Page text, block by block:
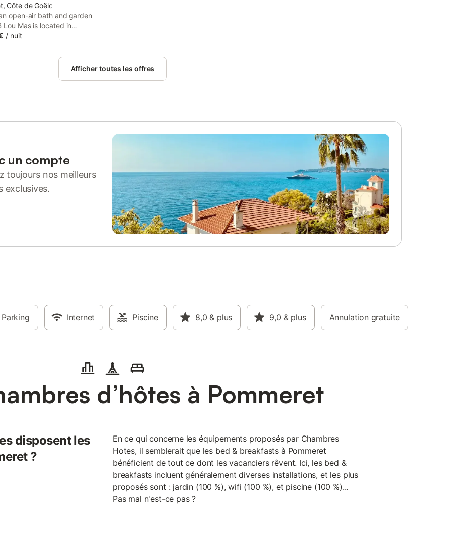
Côte de Goëlo
open-air bath and garden
Lou Mas is located in
13 km from Museum of Art and
Cathedral. This property
to a terrace, free private
/ nuit
Afficher toutes les offres
un compte
toujours nos meilleurs
exclusives.
Parking Internet Piscine 8,0 & plus 9,0 & plus Annulation gratuite
d’hôtes à Pommeret
disposent les
?
En ce qui concerne les équipements proposés par Chambres
Hotes, il semblerait que les bed & breakfasts à Pommeret
bénéficient de tout ce dont les vacanciers rêvent. Ici, les bed &
breakfasts incluent généralement diverses installations, et les plus
proposés sont : jardin (100 %), wifi (100 %), et piscine (100 %)...
Pas mal n'est-ce pas ?